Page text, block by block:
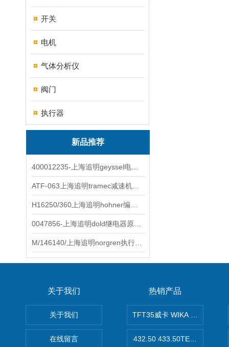
开关
电机
气体分析仪
阀门
执行器
新品推荐
关于我们
关于我们
在线留言
热销产品
TFT35威卡 WIKA Tecsis 温
432.50 433.50TECSIS压力表